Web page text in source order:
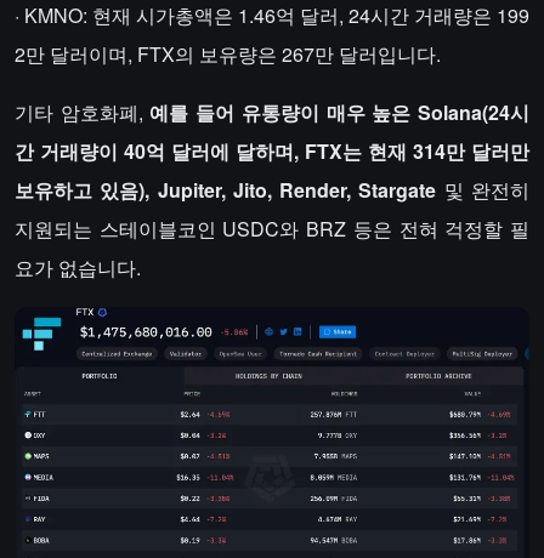
· KMNO: 현재 시가총액은 1.46억 달러, 24시간 거래량은 199
2만 달러이며, FTX의 보유량은 267만 달러입니다.
기타 암호화폐, 예를 들어 유통량이 매우 높은 Solana(24시
간 거래량이 40억 달러에 달하며, FTX는 현재 314만 달러만
보유하고 있음), Jupiter, Jito, Render, Stargate 및 완전히
지원되는 스테이블코인 USDC와 BRZ 등은 전혀 걱정할 필
요가 없습니다.